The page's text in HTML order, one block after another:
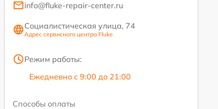
info@fluke-repair-center.ru
Социалистическая улица, 74
Адрес сервисного центра Fluke
Режим работы:
Ежедневно с 9:00 до 21:00
Способы оплаты